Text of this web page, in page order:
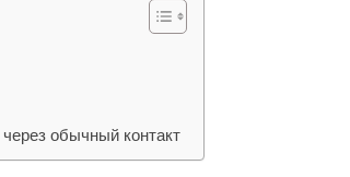
обычный контакт